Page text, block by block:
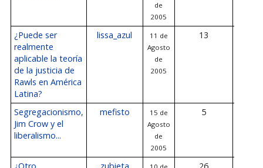
de
2005
¿Puede ser
realmente
aplicable la teoría
de la justicia de
Rawls en América
Latina?
lissa_azul
11 de
Agosto
de
2005
13
Segregacionismo,
Jim Crow y el
liberalismo...
mefisto
15 de
Agosto
de
2005
5